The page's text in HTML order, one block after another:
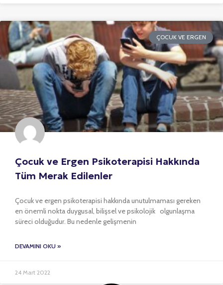
ÇOCUK VE ERGEN
Çocuk ve Ergen Psikoterapisi Hakkında
Tüm Merak Edilenler
Çocuk ve ergen psikoterapisi hakkında unutulmaması gereken
en önemli nokta duygusal, bilişsel ve psikolojik olgunlaşma
süreci olduğudur. Bu nedenle gelişmenin
DEVAMINI OKU »
24 Mart 2022